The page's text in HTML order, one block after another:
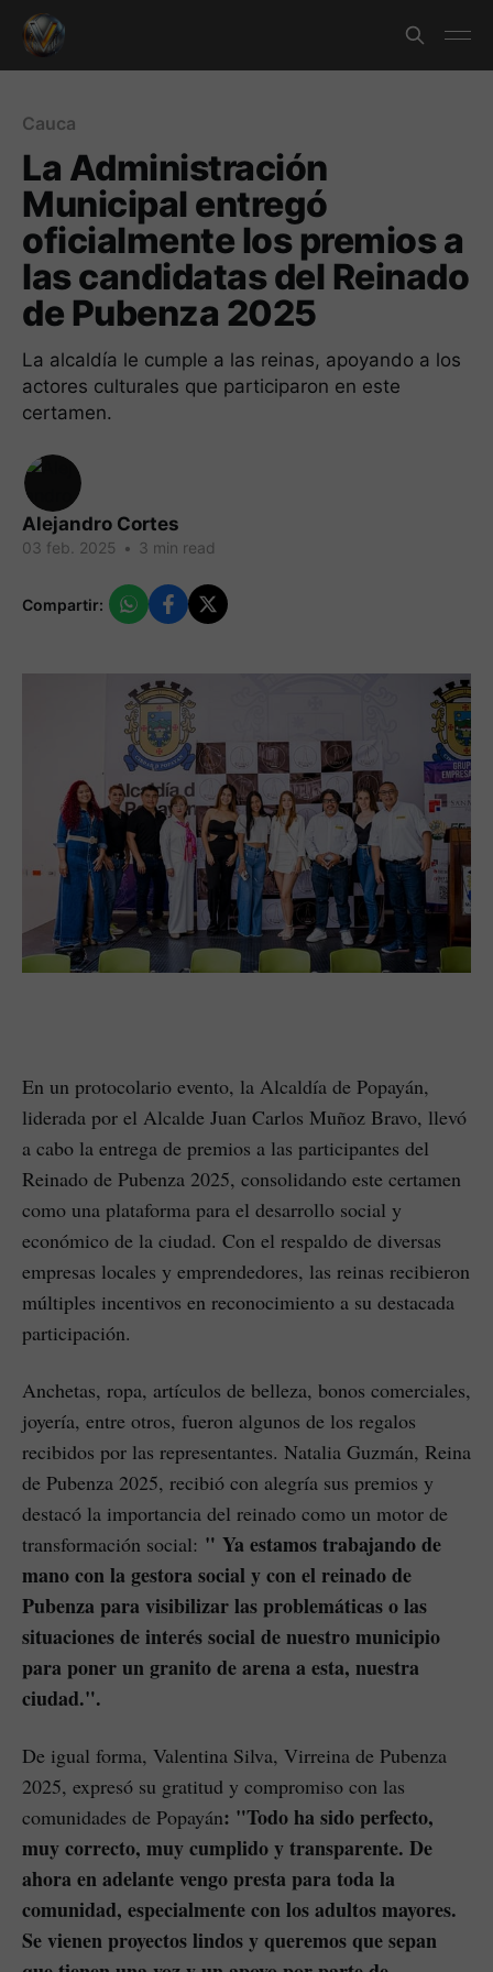
Cauca
La Administración
Municipal entregó
oficialmente los premios a
las candidatas del Reinado
de Pubenza 2025
La alcaldía le cumple a las reinas, apoyando a los
actores culturales que participaron en este
certamen.
Alejandro Cortes
03 feb. 2025 • 3 min read
Compartir:
En un protocolario evento, la Alcaldía de Popayán,
liderada por el Alcalde Juan Carlos Muñoz Bravo, llevó
a cabo la entrega de premios a las participantes del
Reinado de Pubenza 2025, consolidando este certamen
como una plataforma para el desarrollo social y
económico de la ciudad. Con el respaldo de diversas
empresas locales y emprendedores, las reinas recibieron
múltiples incentivos en reconocimiento a su destacada
participación.
Anchetas, ropa, artículos de belleza, bonos comerciales,
joyería, entre otros, fueron algunos de los regalos
recibidos por las representantes. Natalia Guzmán, Reina
de Pubenza 2025, recibió con alegría sus premios y
destacó la importancia del reinado como un motor de
transformación social: " Ya estamos trabajando de
mano con la gestora social y con el reinado de
Pubenza para visibilizar las problemáticas o las
situaciones de interés social de nuestro municipio
para poner un granito de arena a esta, nuestra
ciudad.".
De igual forma, Valentina Silva, Virreina de Pubenza
2025, expresó su gratitud y compromiso con las
comunidades de Popayán: "Todo ha sido perfecto,
muy correcto, muy cumplido y transparente. De
ahora en adelante vengo presta para toda la
comunidad, especialmente con los adultos mayores.
Se vienen proyectos lindos y queremos que sepan